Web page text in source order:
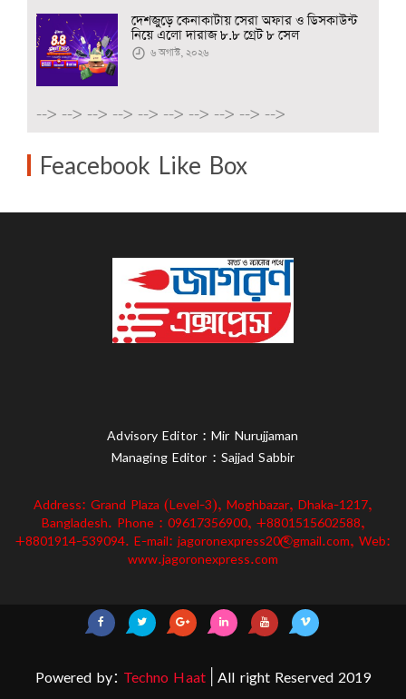
দেশজুড়ে কেনাকাটায় সেরা অফার ও ডিসকাউন্ট
নিয়ে এলো দারাজ ৮.৮ গ্রেট ৮ সেল
৬ অগাস্ট, ২০২৬
--> --> --> --> --> --> --> --> --> -->
Feacebook Like Box
Advisory Editor : Mir Nurujjaman
Managing Editor : Sajjad Sabbir
Address: Grand Plaza (Level-3), Moghbazar, Dhaka-1217,
Bangladesh. Phone : 09617356900, +8801515602588,
+8801914-539094. E-mail: jagoronexpress20@gmail.com, Web:
www.jagoronexpress.com
Powered by: Techno Haat| All right Reserved 2019